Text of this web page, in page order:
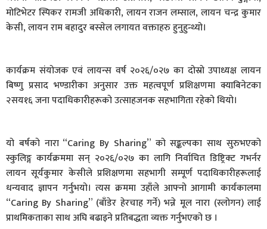
मोटिभेटर स्पिकर रामजी अधिकारी, लायन राजन लम्साल, लायन चन्द्र कुमार
केसी, लायन राम बहादुर बस्सेल लगायत वक्ताहरु हुनुहुन्थ्यो।
​कार्यक्रम संयोजक एवं लायन्स वर्ष २०२६/०२७ का दोस्रो उपाध्यक्ष लायन
बिष्णु प्रसाद भण्डारीका अनुसार उक्त महत्वपूर्ण प्रशिक्षणमा क्याबिनेटका
२सय१६ जना पदाधिकारीहरूको उत्साहजनक सहभागिता रहेको थियो।
यो बर्षको नारा “Caring By Sharing” को सङ्कल्पका साथ सुरुभएको
स्कुलिङ्ग कार्यक्रममा सन् २०२६/०२७ का लागि निर्वाचित डिष्ट्रिक्ट गभर्नर
लायन सूर्यकुमार केसीले प्रशिक्षणमा सहभागी सम्पूर्ण पदाधिकारीहरूलाई
धन्यवाद ज्ञापन गर्नुभयो। त्यस क्रममा उहाँले आफ्नो आगामी कार्यकालमा
“Caring By Sharing” (बाँडेर हेरचाह गर्ने) भन्ने मूल नारा (स्लोगन) लाई
प्राथमिकताका साथ अघि बढाइने प्रतिबद्धता व्यक्त गर्नुभएको छ ।